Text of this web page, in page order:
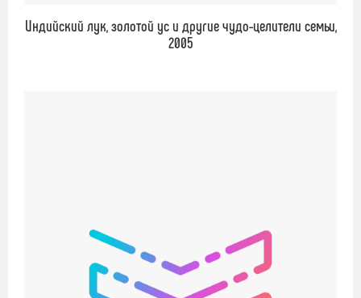
Индийский лук, золотой ус и другие чудо-целители семьи,
2005